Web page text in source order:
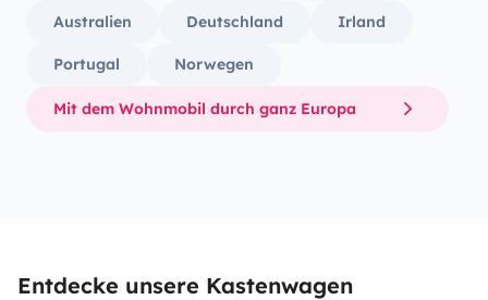
Australien Deutschland Irland
Portugal Norwegen
Mit dem Wohnmobil durch ganz Europa
Entdecke unsere Kastenwagen